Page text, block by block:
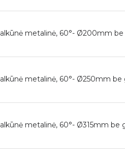
alkūnė metalinė, 60°- Ø200mm
alkūnė metalinė, 60°- Ø250mm be
alkūnė metalinė, 60°- Ø315mm be